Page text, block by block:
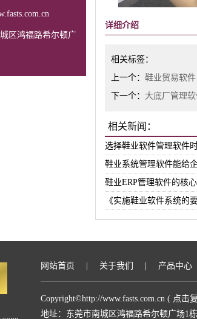
区鸿福路希尔顿广
详细介绍
相关标签：
上一个： 鞋业贸易软件
下一个： 大底厂管理
相关新闻：
选择鞋业软件管理软件
鞋业系统管理软件能给
鞋业ERP管理软件的核
《实施鞋业软件系统的
网站首页 关于我们 产品中心
Copyright©http://www.fasts.com.cn ( 点击
地址：东莞市南城区鸿福路希尔顿广场1